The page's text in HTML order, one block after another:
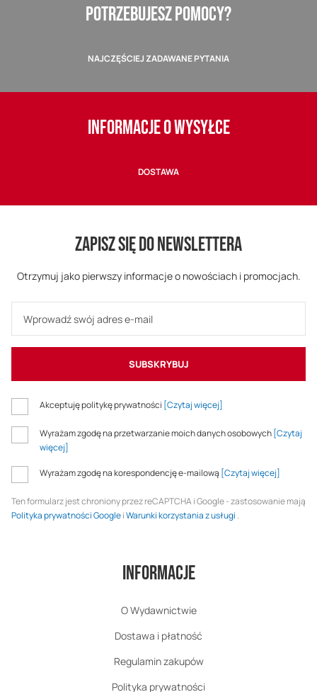
POTRZEBUJESZ POMOCY?
NAJCZĘŚCIEJ ZADAWANE PYTANIA
INFORMACJE O WYSYŁCE
DOSTAWA
ZAPISZ SIĘ DO NEWSLETTERA
Otrzymuj jako pierwszy informacje o nowościach i promocjach.
SUBSKRYBUJ
Akceptuję politykę prywatności [Czytaj więcej]
Wyrażam zgodę na przetwarzanie moich danych osobowych[Czytaj
więcej]
Wyrażam zgodę na korespondencję e-mailową [Czytaj więcej]
Ten formularz jest chroniony przez reCAPTCHA i Google - zastosowanie mają
Polityka prywatności GoogleiWarunki korzystania z usługi .
Informacje
O Wydawnictwie
Dostawa i płatność
Regulamin zakupów
Polityka prywatności